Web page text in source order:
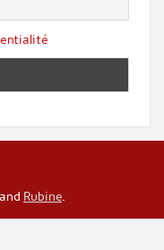
and Rubine